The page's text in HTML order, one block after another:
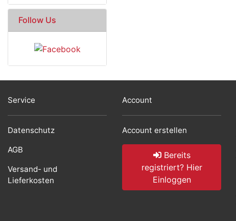
Follow Us
Service
Datenschutz
AGB
Versand- und
Lieferkosten
Account
Account erstellen
Bereits
registriert? Hier
Einloggen